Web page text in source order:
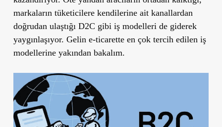
markaların tüketicilere kendilerine ait kanallardan
doğrudan ulaştığı D2C gibi iş modelleri de giderek
yaygınlaşıyor. Gelin e-ticarette en çok tercih edilen iş
modellerine yakından bakalım.